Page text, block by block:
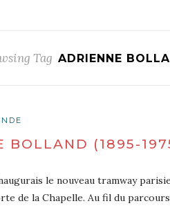
Tag ADRIENNE
BOLLAND (1895-
le nouveau tramway
de la Chapelle. Au fil du